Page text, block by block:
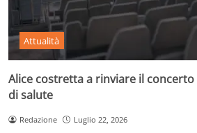
Attualità
Alice costretta a rinviare il
di salute
Redazione Luglio 22, 2026